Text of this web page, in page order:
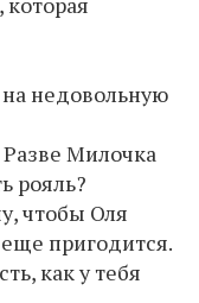
на недовольную
Милочка
рояль?
чтобы Оля
пригодится.
как у тебя